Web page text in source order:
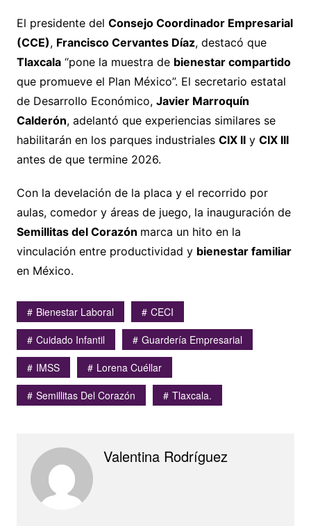
El presidente del Consejo Coordinador Empresarial
(CCE), Francisco Cervantes Díaz, destacó que
Tlaxcala“pone la muestra de bienestar compartido
que promueve el Plan México”. El secretario estatal
de Desarrollo Económico, Javier Marroquín
Calderón, adelantó que experiencias similares se
habilitarán en los parques industriales CIX IIy CIX III
antes de que termine 2026.
Con la develación de la placa y el recorrido por
aulas, comedor y áreas de juego, la inauguración de
Semillitas del Corazón marca un hito en la
vinculación entre productividad y bienestar familiar
en México.
Bienestar Laboral
CECI
Cuidado Infantil
Guardería Empresarial
IMSS
Lorena Cuéllar
Semillitas Del Corazón
Tlaxcala.
Valentina Rodríguez